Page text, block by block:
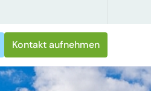
Kontakt aufnehmen